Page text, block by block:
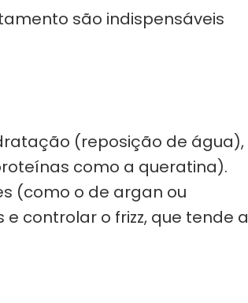
são indispensáveis
(reposição de água),
como a queratina).
(como o de argan ou
controlar o frizz, que tende a